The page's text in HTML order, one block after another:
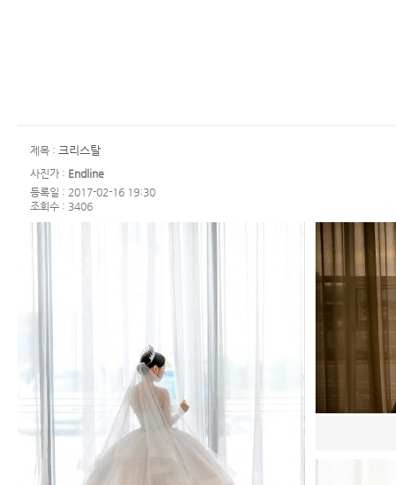
제목 : 크리스탈
사진가 : Endline
등록일 : 2017-02-16 19:30
조회수 : 3406